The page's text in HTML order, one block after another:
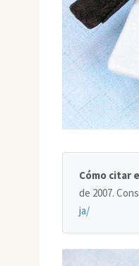
Cómo citar
de 2007.
ja/